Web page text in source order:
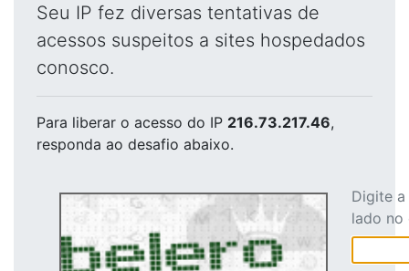
Seu IP fez diversas tentativas de
acessos suspeitos a sites hospedados
conosco.
Para liberar o acesso do IP 216.73.217.46,
responda ao desafio abaixo.
Digite
lado no